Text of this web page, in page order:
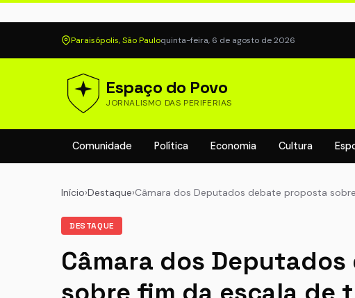
Paraisópolis, São Pauloquinta-feira, 6 de agosto de 2026
Espaço do Povo
JORNALISMO DAS PERIFERIAS
Comunidade Política Economia Cultura
Início›Destaque›Câmara dos Deputados debate proposta
DESTAQUE
Câmara dos